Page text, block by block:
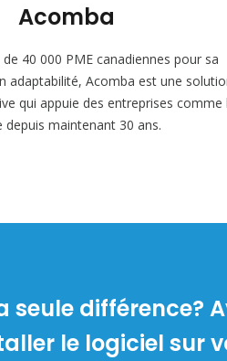
Acomba
40 000 PME canadiennes pour sa
adaptabilité, Acomba est une
qui appuie des entreprises comme
depuis maintenant 30 ans.
seule différence?
le logiciel sur